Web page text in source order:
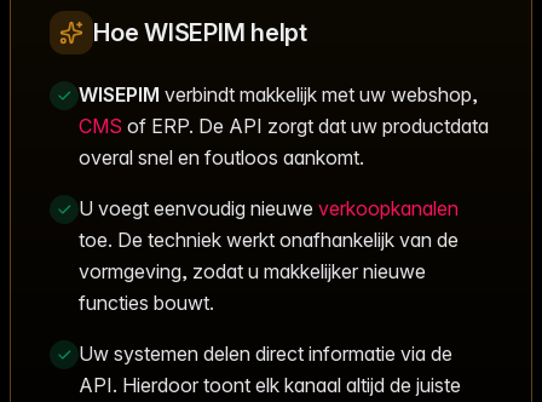
Hoe WISEPIM helpt
WISEPIM verbindt makkelijk met uw webshop,
CMS of ERP. De API zorgt dat uw productdata
overal snel en foutloos aankomt.
U voegt eenvoudig nieuwe verkoopkanalen
toe. De techniek werkt onafhankelijk van de
vormgeving, zodat u makkelijker nieuwe
functies bouwt.
Uw systemen delen direct informatie via de
API. Hierdoor toont elk kanaal altijd de juiste